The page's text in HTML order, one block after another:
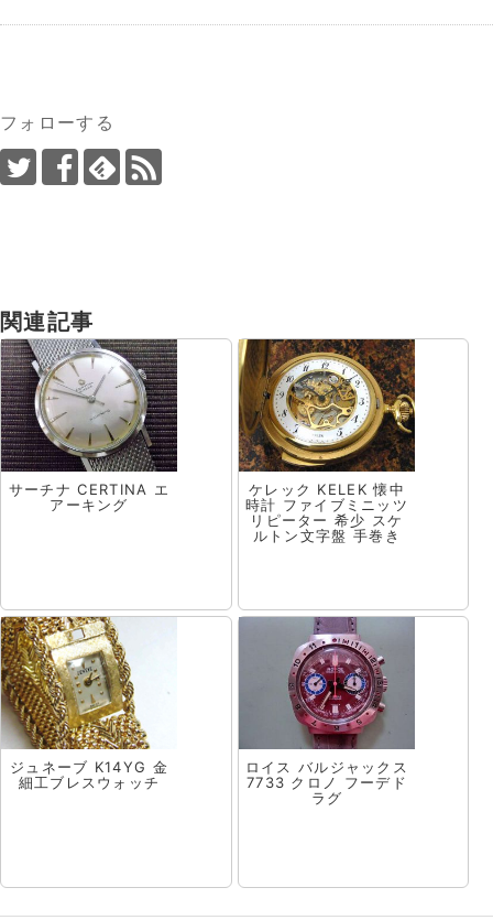
フォローする
関連記事
サーチナ CERTINA エ
アーキング
ケレック KELEK 懐中
時計 ファイブミニッツ
リピーター 希少 スケ
ルトン文字盤 手巻き
ジュネーブ K14YG 金
細工ブレスウォッチ
ロイス バルジャックス
7733 クロノ フーデド
ラグ